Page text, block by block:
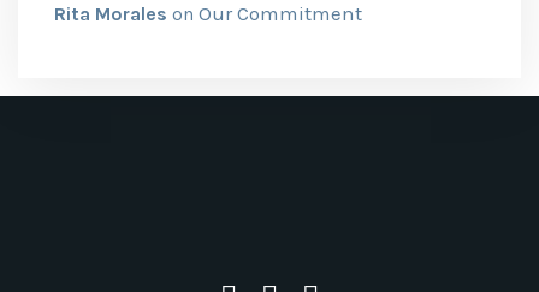
Rita Morales on Our Commitment